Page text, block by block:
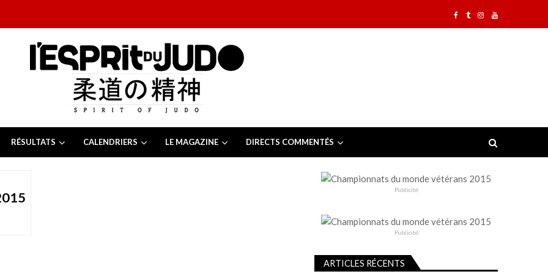
RÉSULTATS CALENDRIERS LE MAGAZINE DIRECTS COMMENTÉS
juillet 2026
13 juillet 2026
Publicité
Publicité
ARTICLES RÉCENTS